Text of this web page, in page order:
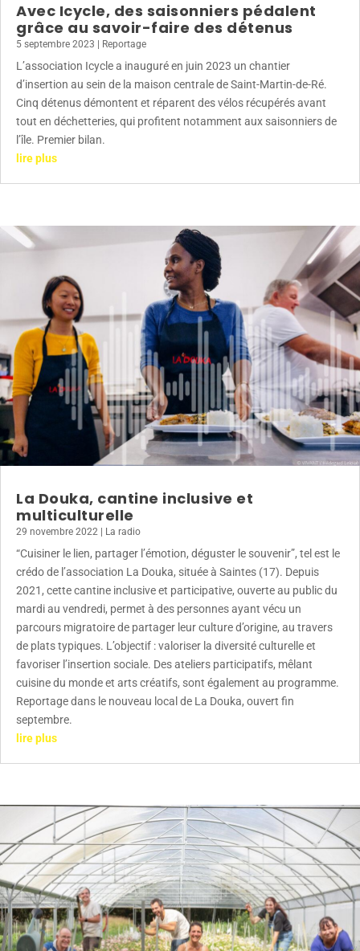
Avec Icycle, des saisonniers pédalent
grâce au savoir-faire des détenus
5 septembre 2023 Reportage
L’association Icycle a inauguré en juin 2023 un chantier
d’insertion au sein de la maison centrale de Saint-Martin-de-Ré.
Cinq détenus démontent et réparent des vélos récupérés avant
tout en déchetteries, qui profitent notamment aux saisonniers de
l’île. Premier bilan.
lire plus
La Douka, cantine inclusive et
multiculturelle
29 novembre 2022 | La radio
“Cuisiner le lien, partager l’émotion, déguster le souvenir”, tel est le
crédo de l’association La Douka, située à Saintes (17). Depuis
2021, cette cantine inclusive et participative, ouverte au public du
mardi au vendredi, permet à des personnes ayant vécu un
parcours migratoire de partager leur culture d’origine, au travers
de plats typiques. L’objectif : valoriser la diversité culturelle et
favoriser l’insertion sociale. Des ateliers participatifs, mêlant
cuisine du monde et arts créatifs, sont également au programme.
Reportage dans le nouveau local de La Douka, ouvert fin
septembre.
lire plus